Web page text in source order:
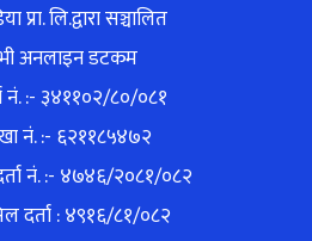
प्रा. लि.द्वारा सञ्चालित
अनलाइन डटकम
नं. :- ३४११०२/८०/०८१
नं. :- ६२११८५४७२
नं. :- ४७४६/२०८१/०८२
दर्ता : ४९१६/८१/०८२